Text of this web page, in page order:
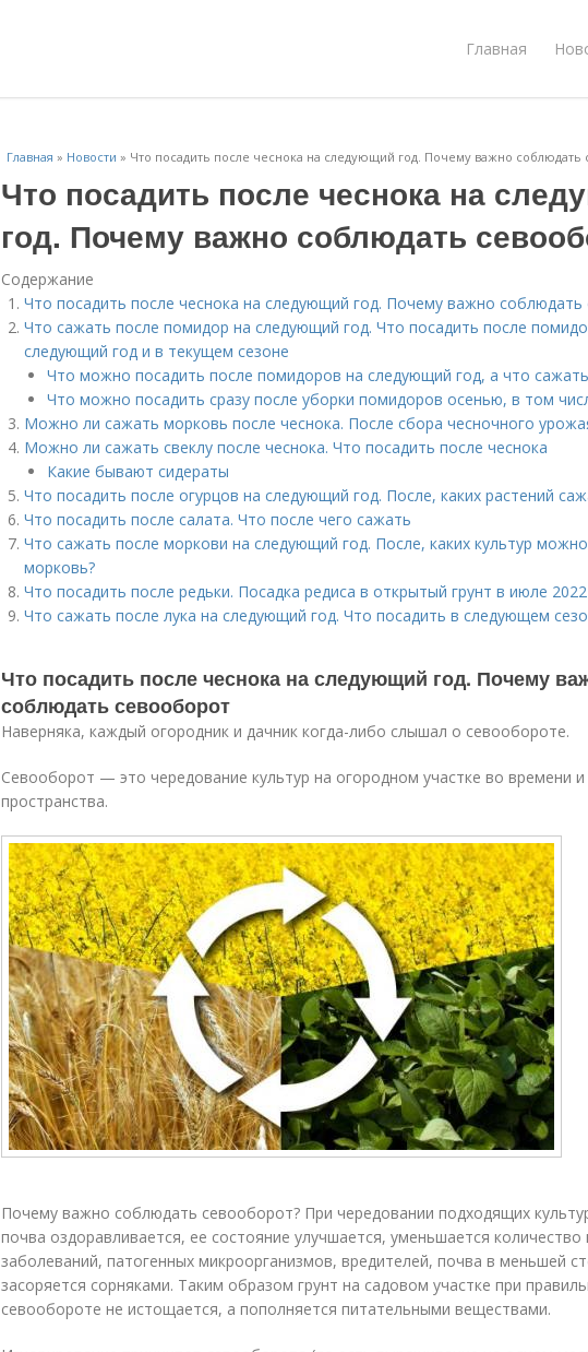
Главная
Главная » Новости » Что посадить после чеснока на следующий год. Почему важно соблюдать
Что посадить после чеснока на
год. Почему важно соблюдать
Содержание
Что посадить после чеснока на следующий год. Почему важно
Что сажать после помидор на следующий год. Что посадить после
следующий год и в текущем сезоне
Что можно посадить после помидоров на следующий год, а что
Что можно посадить сразу после уборки помидоров осенью, в том
Можно ли сажать морковь после чеснока. После сбора чесночного
Можно ли сажать свеклу после чеснока. Что посадить после чеснока
Какие бывают сидераты
Что посадить после огурцов на следующий год. После, каких растений
Что посадить после салата. Что после чего сажать
Что сажать после моркови на следующий год. После, каких культур
морковь?
Что посадить после редьки. Посадка редиса в открытый грунт в июле
Что сажать после лука на следующий год. Что посадить в следующем
Что посадить после чеснока на следующий год. Почему
соблюдать севооборот
Наверняка, каждый огородник и дачник когда-либо слышал о севообороте.
Севооборот — это чередование культур на огородном участке во времени и
пространства.
Почему важно соблюдать севооборот? При чередовании подходящих
почва оздоравливается, ее состояние улучшается, уменьшается количество
заболеваний, патогенных микроорганизмов, вредителей, почва в меньшей
засоряется сорняками. Таким образом грунт на садовом участке при
севообороте не истощается, а пополняется питательными веществами.